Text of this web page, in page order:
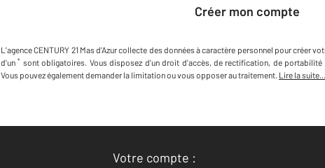
Créer mon compte
L'agenceCENTURY 21 Mas d'Azurcollecte des données à caractère personnel pour créer
d'un * sont obligatoires. Vous disposez d'un droit d'accès, de rectification, de portabilité
Vous pouvez également demander la limitation ou vous opposer au traitement. Lire la suite...
Votre compte :